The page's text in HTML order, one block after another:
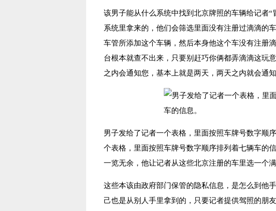
该男子能从什么系统中找到北京牌照的车辆给记者
系统里拿来的，他们会筛选里面没有注册过滴滴的
车管所添加这个车辆，然后本身他这个车没有注册
台根本就查不出来，只要别赶巧你俩都弄滴滴这玩
之内会通知您，基本上就是两天，两天之内就会通
男子发给了记者一个表格，里面按照车牌号数字顺
个表格，里面按照车牌号数字顺序排列着七辆车的
一览无余，他让记者从这些北京注册的车里选一个满
这些本该由政府部门保管的隐私信息，是怎么到他
己也是从别人手里拿到的，只要记者提供驾照的朋